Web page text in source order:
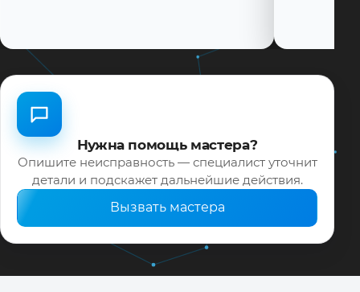
Нужна помощь мастера?
Опишите неисправность — специалист уточнит
детали и подскажет дальнейшие действия.
Вызвать мастера